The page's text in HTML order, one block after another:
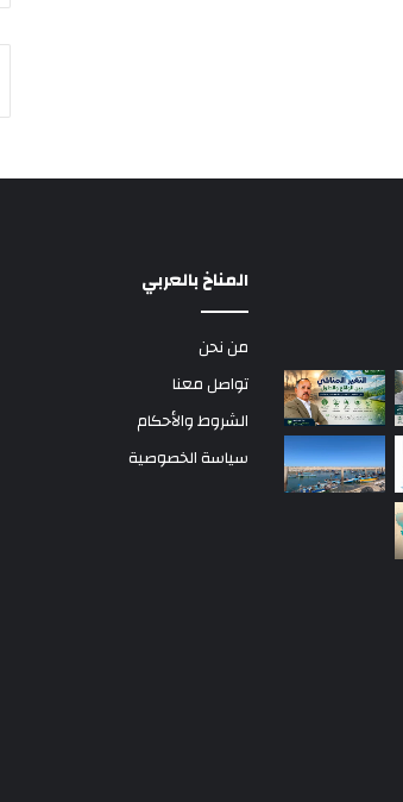
المناخ بالعربي
من نحن
تواصل معنا
الشروط والأحكام
سياسة الخصوصية